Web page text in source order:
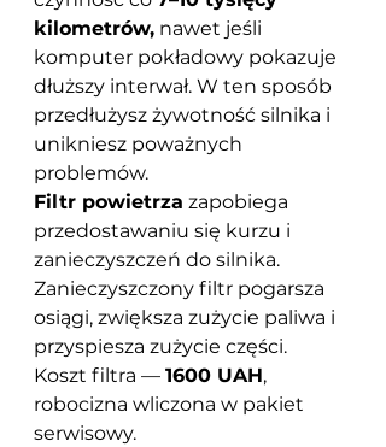
kilometrów, nawet jeśli
komputer pokładowy pokazuje
dłuższy interwał. W ten sposób
przedłużysz żywotność silnika i
unikniesz poważnych
problemów.
Filtr powietrza zapobiega
przedostawaniu się kurzu i
zanieczyszczeń do silnika.
Zanieczyszczony filtr pogarsza
osiągi, zwiększa zużycie paliwa i
przyspiesza zużycie części.
Koszt filtra — 1600 UAH,
robocizna wliczona w pakiet
serwisowy.